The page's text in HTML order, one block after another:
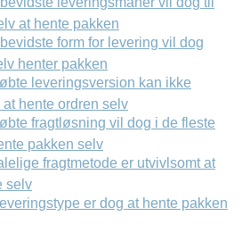
at hente pakken
form for levering vil dog
henter pakken
leveringsversion kan ikke
hente ordren selv
fragtløsning vil dog i de fleste
pakken selv
fragtmetode er utvivlsomt at
selv
er dog at hente pakken